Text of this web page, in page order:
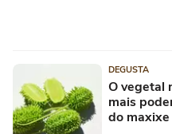
DEGUSTA
O vegetal
mais
do